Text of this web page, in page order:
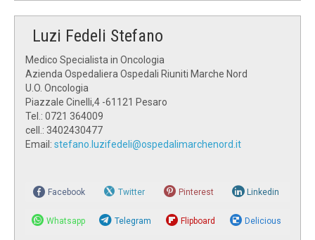
Luzi Fedeli Stefano
Medico Specialista in Oncologia
Azienda Ospedaliera Ospedali Riuniti Marche Nord
U.O. Oncologia
Piazzale Cinelli,4 -61121 Pesaro
Tel.: 0721 364009
cell.: 3402430477
Email: stefano.luzifedeli@ospedalimarchenord.it
Facebook Twitter Pinterest Linkedin
Whatsapp Telegram Flipboard Delicious